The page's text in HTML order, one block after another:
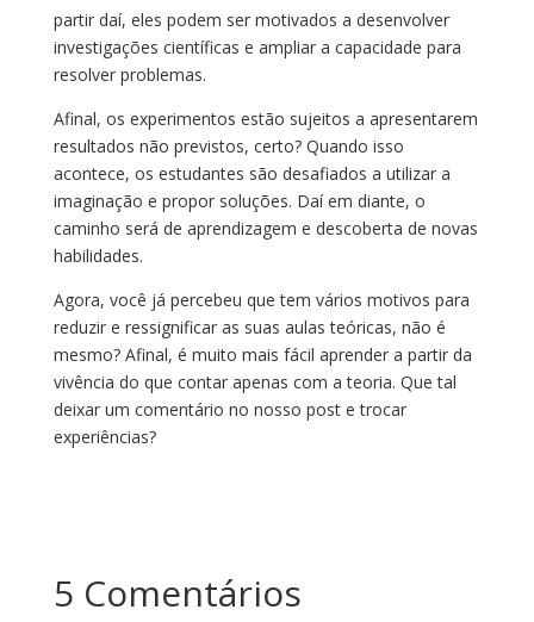
partir daí, eles podem ser motivados a desenvolver
investigações científicas e ampliar a capacidade para
resolver problemas.
Afinal, os experimentos estão sujeitos a apresentarem
resultados não previstos, certo? Quando isso
acontece, os estudantes são desafiados a utilizar a
imaginação e propor soluções. Daí em diante, o
caminho será de aprendizagem e descoberta de novas
habilidades.
Agora, você já percebeu que tem vários motivos para
reduzir e ressignificar as suas aulas teóricas, não é
mesmo? Afinal, é muito mais fácil aprender a partir da
vivência do que contar apenas com a teoria. Que tal
deixar um comentário no nosso post e trocar
experiências?
5 Comentários